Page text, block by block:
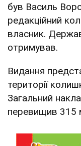
був Василь
редакційний
власник.
отримував.
Видання
території
Загальний
перевищив 315